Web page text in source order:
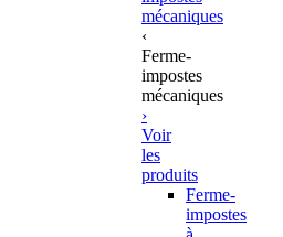
mécaniques
‹
Ferme-
impostes
mécaniques
›
Voir
les
produits
Ferme-
impostes